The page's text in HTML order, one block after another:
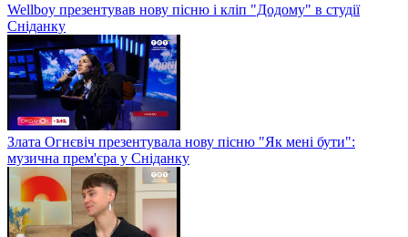
Wellboy презентував нову пісню і кліп "Додому" в студії
Сніданку
Злата Огнєвіч презентувала нову пісню "Як мені бути":
музична прем'єра у Сніданку